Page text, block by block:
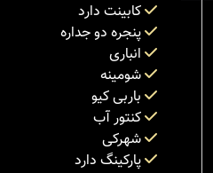
کابینت دارد
پنجره دو جداره
انباری
شومینه
باربی کیو
کنتور آب
شهرکی
پارکینگ دارد